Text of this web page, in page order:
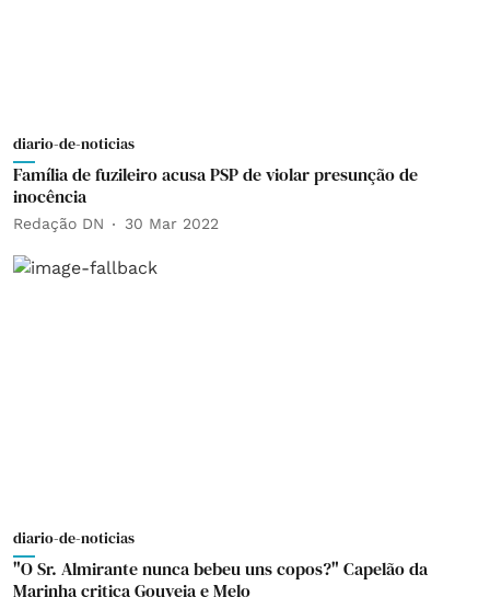
diario-de-noticias
Família de fuzileiro acusa PSP de violar presunção de
inocência
Redação DN 30 Mar 2022
diario-de-noticias
"O Sr. Almirante nunca bebeu uns copos?" Capelão da
Marinha critica Gouveia e Melo